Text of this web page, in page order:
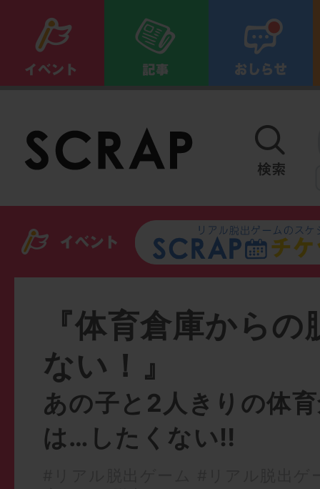
『体育倉庫から
ない！』
あの子と2人きりの体
は…したくない‼︎